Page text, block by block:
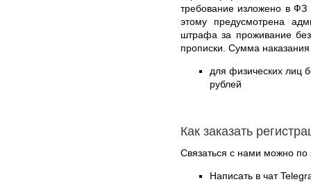
требование изложено в
этому предусмотрена
штрафа за проживание
прописки. Сумма
для физических лиц
рублей
Как заказать
Связаться с нами можно по
Написать в чат